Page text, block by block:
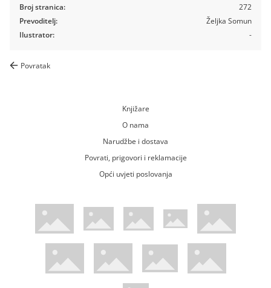
Broj stranica:
Prevoditelj:
Ilustrator:
272
Željka Somun
-
Povratak
Knjižare
O nama
Narudžbe i dostava
Povrati, prigovori i reklamacije
Opći uvjeti poslovanja
WsPay web stranicaMaestro web stranicaMastercard web stranicaAmerican Express web stranica
Visa web stranica
Diners web stranicaTrustwave certificiranoMastercard sigurnosni kod web
Pci Dss certificirano